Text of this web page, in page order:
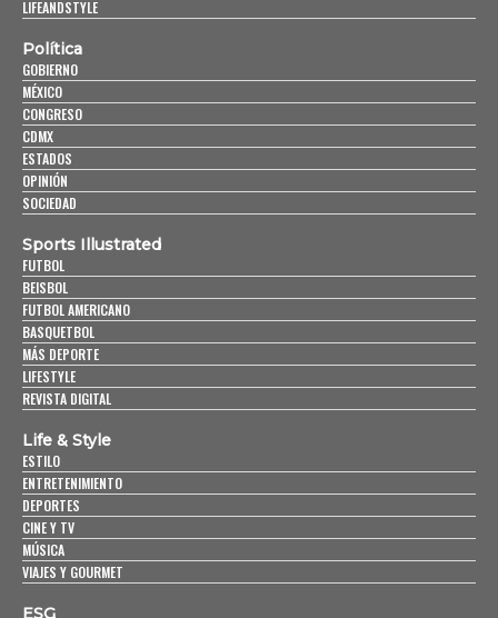
LIFEANDSTYLE
Política
GOBIERNO
MÉXICO
CONGRESO
CDMX
ESTADOS
OPINIÓN
SOCIEDAD
Sports Illustrated
FUTBOL
BEISBOL
FUTBOL AMERICANO
BASQUETBOL
MÁS DEPORTE
LIFESTYLE
REVISTA DIGITAL
Life & Style
ESTILO
ENTRETENIMIENTO
DEPORTES
CINE Y TV
MÚSICA
VIAJES Y GOURMET
ESG